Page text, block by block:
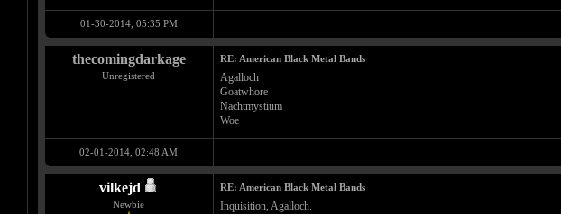
01-30-2014, 05:35 PM
thecomingdarkage
Unregistered
RE: American Black Metal Bands
Agalloch
Goatwhore
Nachtmystium
Woe
02-01-2014, 02:48 AM
vilkejd
Newbie
RE: American Black Metal Bands
Inquisition, Agalloch.